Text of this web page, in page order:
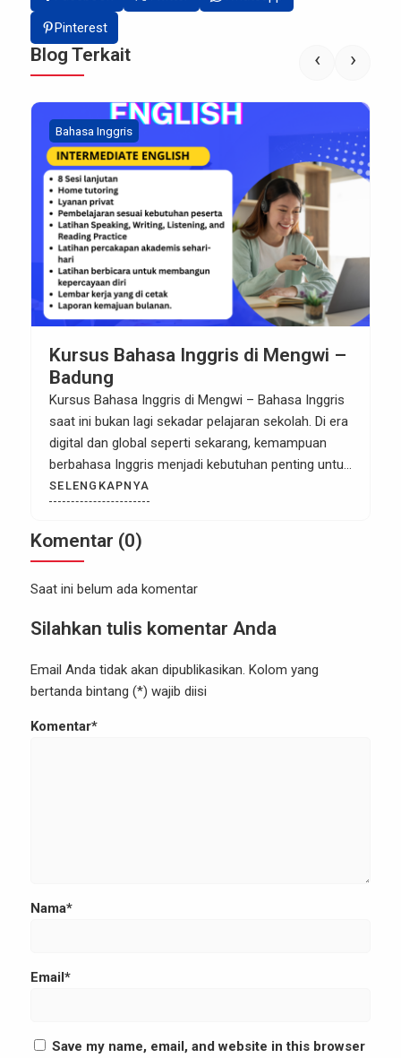
Pinterest
Blog Terkait
Bahasa Inggris
Kursus Bahasa Inggris di Mengwi –
Badung
Kursus Bahasa Inggris di Mengwi – Bahasa Inggris
saat ini bukan lagi sekadar pelajaran sekolah. Di era
digital dan global seperti sekarang, kemampuan
berbahasa Inggris menjadi kebutuhan penting untuk
pendidikan, pekerjaan, hingga bisnis. Bagi Anda
yang tinggal di Mengwi dan sekitarnya, memilih
menuju masa depan yang lebih cerah. […]
SELENGKAPNYA
‹ ›
Komentar (0)
Saat ini belum ada komentar
Silahkan tulis komentar Anda
Email Anda tidak akan dipublikasikan. Kolom yang
bertanda bintang (*) wajib diisi
Komentar*
Nama*
Email*
Save my name, email, and website in this browser